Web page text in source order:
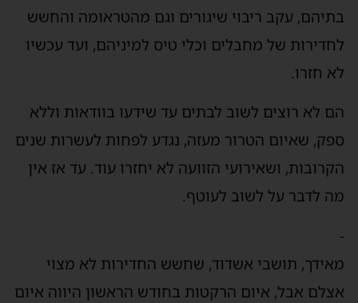
בתיהם, עקב ריבוי שיגורים וגם מהטראומה והחשש
לחדירות של מחבלים וכלי טיס למיניהם, ועד עכשיו
לא חזרו.
הם לא רוצים לשוב לבתים עד שידעו בוודאות וללא
ספק, שאיום הטרור מעזה, נגדע לפחות לעשרות שנים
הקרובות, ושאירועי הזוועה לא יחזרו עוד. עד אז אין
מה לדבר על לשוב לעוטף.
-
מאידך, תושבי אשדוד, שחשש החדירות לא מצוי
אצלם אבל, איום הרקטות בחודש הראשון היווה איום